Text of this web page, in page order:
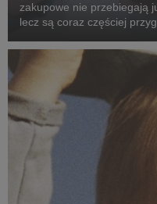
zakupowe nie przebiegają
lecz są coraz częściej
inteligencji.